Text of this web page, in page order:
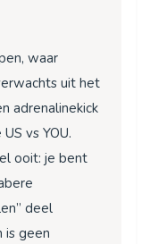
waar
uit het
adrenalinekick
vs YOU.
ooit: je bent
deel
is geen